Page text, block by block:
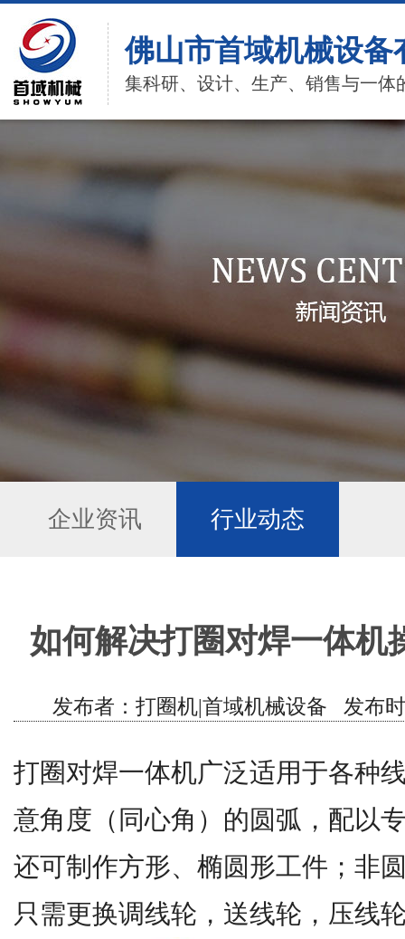
佛山市首域机械设备
集科研、设计、生产、销售与一体
企业资讯 行业动态
如何解决打圈对焊一体机
发布者：打圈机|首域机械设备 发布
打圈对焊一体机广泛适用于各种
意角度（同心角）的圆弧，配以
还可制作方形、椭圆形工件；非
只需更换调线轮，送线轮，压线